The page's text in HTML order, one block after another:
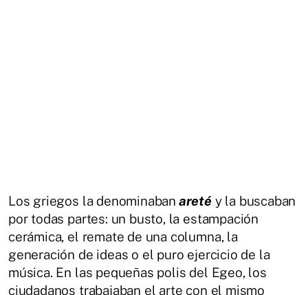
Los griegos la denominaban areté y la buscaban
por todas partes: un busto, la estampación
cerámica, el remate de una columna, la
generación de ideas o el puro ejercicio de la
música. En las pequeñas polis del Egeo, los
ciudadanos trabajaban el arte con el mismo